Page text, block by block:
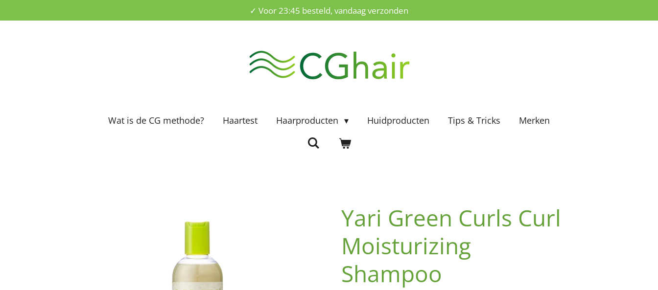
direct
✓ Voor 23:45 besteld, vandaag verzonden
Wat is de CG methode? Haartest Haarproducten Huidproducten Tips & Tricks Merken
Yari Green Curls Curl
Moisturizing
Shampoo